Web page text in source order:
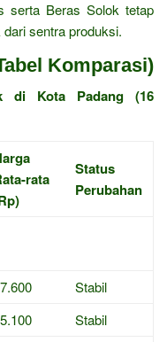
serta Beras Solok tetap
sentra produksi.
Komparasi)
di Kota Padang (16
rata
Status
Perubahan
Stabil
Stabil